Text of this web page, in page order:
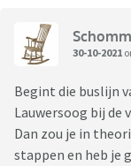
30-10-2021
Begint die buslijn
Lauwersoog bij de
Dan zou je in
stappen en heb je